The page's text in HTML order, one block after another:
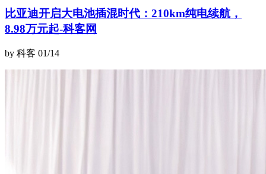
比亚迪开启大电池插混时代：210km纯电续航，
8.98万元起-科客网
by 科客 01/14